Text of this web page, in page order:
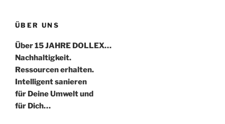
ÜBER UNS
Über 15 JAHRE DOLLEX…
Nachhaltigkeit.
Ressourcen erhalten.
Intelligent sanieren
für Deine Umwelt und
für Dich…